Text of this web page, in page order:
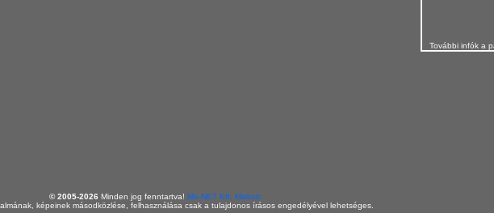
További infók a
© 2005-2026 Minden jog fenntartva! Me-NET Kft. Miskolc
képeinek másodközlése, felhasználása csak a tulajdonos írásos engedélyével lehetséges.